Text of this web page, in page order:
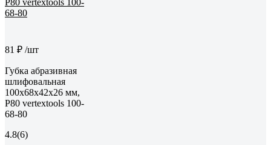
81 ₽ /шт
Губка абразивная
шлифовальная
100x68x42x26 мм,
P80 vertextools 100-
68-80
4.8(6)